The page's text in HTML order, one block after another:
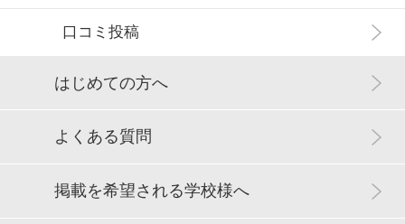
口コミ投稿
はじめての方へ
よくある質問
掲載を希望される学校様へ